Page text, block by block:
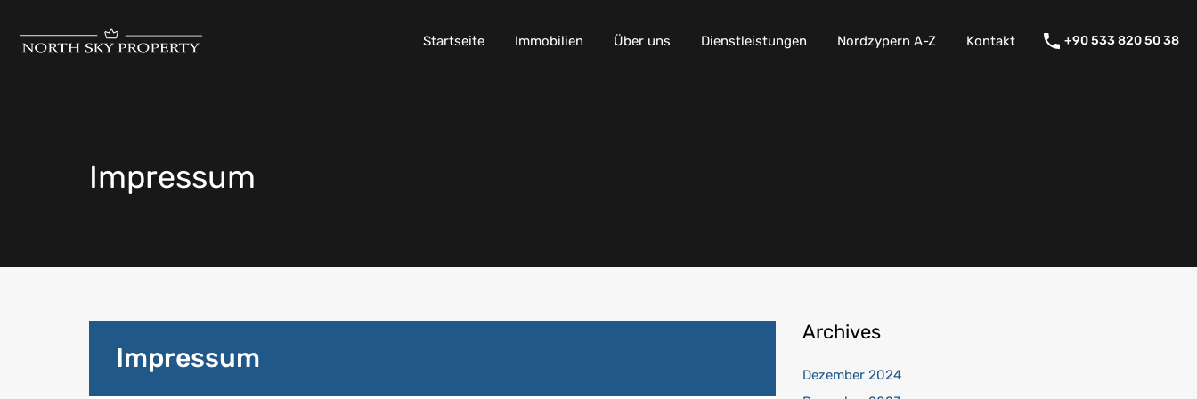
Startseite Immobilien Über uns Dienstleistungen Nordzypern A-Z Kontakt +90 533 820 50 38
Impressum
Impressum
Archives
Dezember 2024